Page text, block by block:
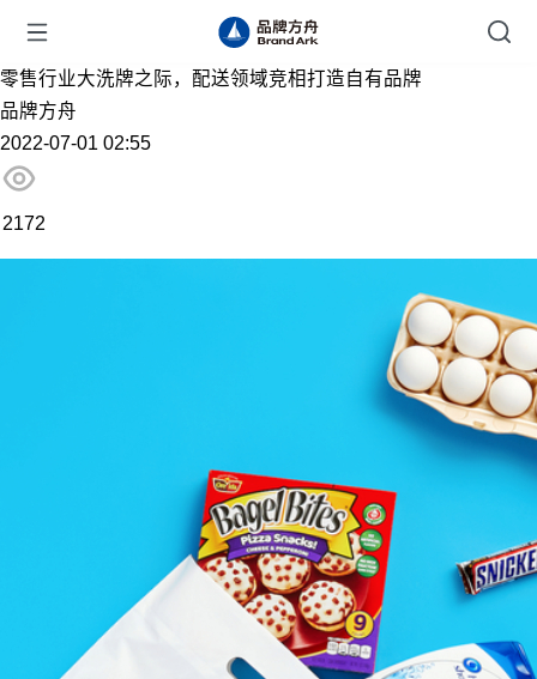
零售行业大洗牌之际，配送领域竞相打造自有品牌
品牌方舟
2022-07-01 02:55
2172